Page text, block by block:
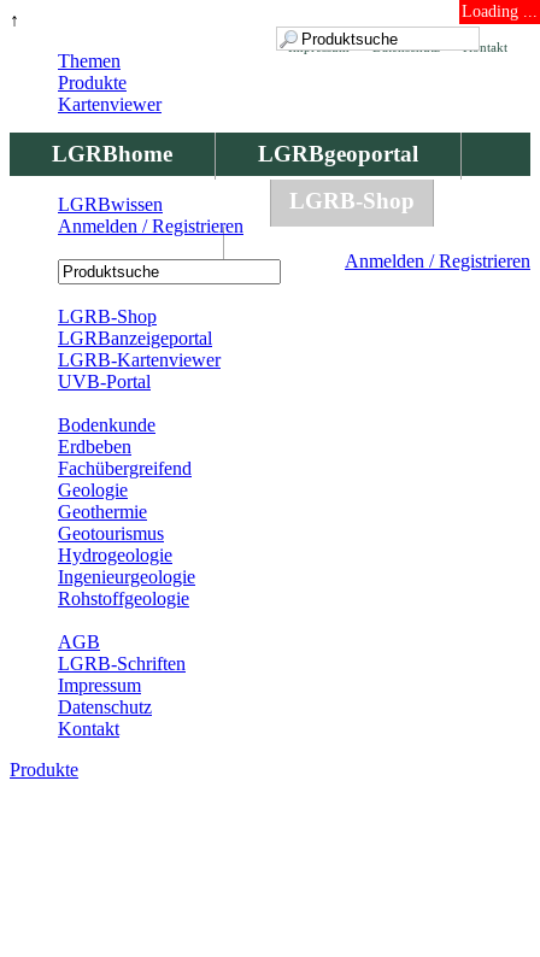
↑ Loading ...
Kontakt
Datenschutz
Impressum
LGRBhome
LGRBgeoportal
LGRBbohrungen
LGRB-Shop
Anmelden / Registrieren
Themen
Produkte
Kartenviewer
LGRBwissen
Anmelden / Registrieren
LGRB-Shop
LGRBanzeigeportal
LGRB-Kartenviewer
UVB-Portal
Bodenkunde
Erdbeben
Fachübergreifend
Geologie
Geothermie
Geotourismus
Hydrogeologie
Ingenieurgeologie
Rohstoffgeologie
AGB
LGRB-Schriften
Impressum
Datenschutz
Kontakt
Produkte